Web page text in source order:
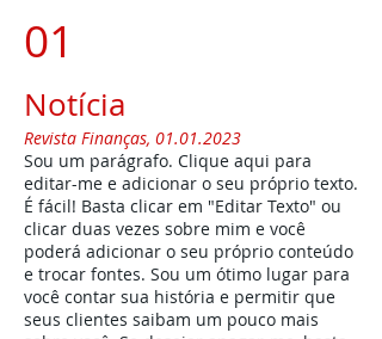
01
Notícia
Revista ​Finanças, 01.01.2023
Sou um parágrafo. Clique aqui para
editar-me e adicionar o seu próprio texto.
É fácil! Basta clicar em "Editar Texto" ou
clicar duas vezes sobre mim e você
poderá adicionar o seu próprio conteúdo
e trocar fontes. Sou um ótimo lugar para
você contar sua história e permitir que
seus clientes saibam um pouco mais